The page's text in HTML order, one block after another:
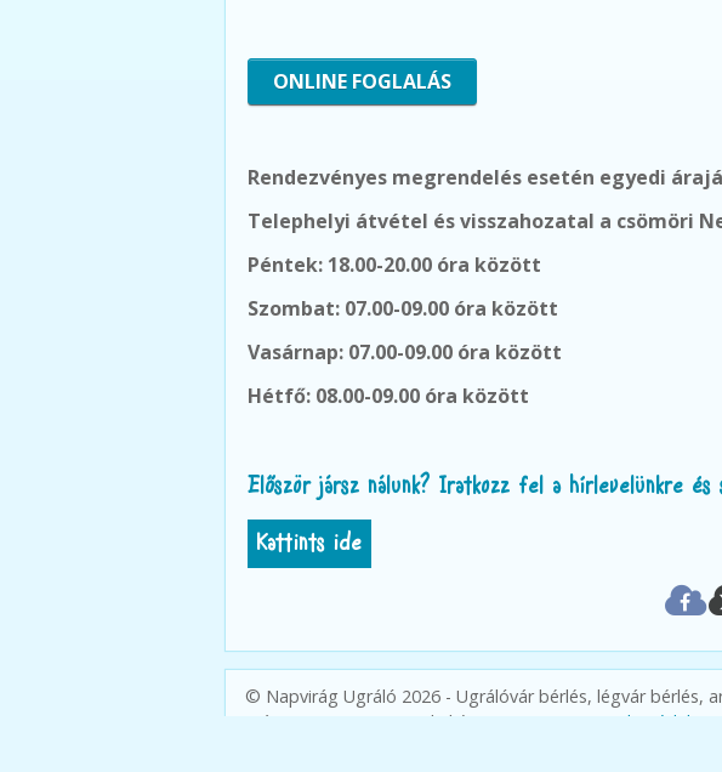
ONLINE FOGLALÁS
Rendezvényes megrendelés esetén egyedi
Telephelyi átvétel és visszahozatal a csömöri
Péntek: 18.00-20.00 óra között
Szombat: 07.00-09.00 óra között
Vasárnap: 07.00-09.00 óra között
Hétfő: 08.00-09.00 óra között
Először jársz nálunk? Iratkozz fel a hírlevelünkre és
Kattints ide
© Napvirág Ugráló 2026 - Ugrálóvár bérlés, légvár bérlés,
más. Non-Stop a gyerekekért!
Adatvédelmi